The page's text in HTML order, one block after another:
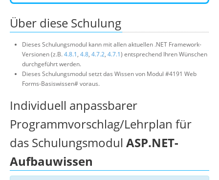
Über diese Schulung
Dieses Schulungsmodul kann mit allen aktuellen .NET Framework-
Versionen (z.B.4.8.1, 4.8, 4.7.2, 4.7.1) entsprechend Ihren Wünschen
durchgeführt werden.
Dieses Schulungsmodul setzt das Wissen von Modul #4191 Web
Forms-Basiswissen# voraus.
Individuell anpassbarer
Programmvorschlag/Lehrplan für
das Schulungsmodul ASP.NET-
Aufbauwissen